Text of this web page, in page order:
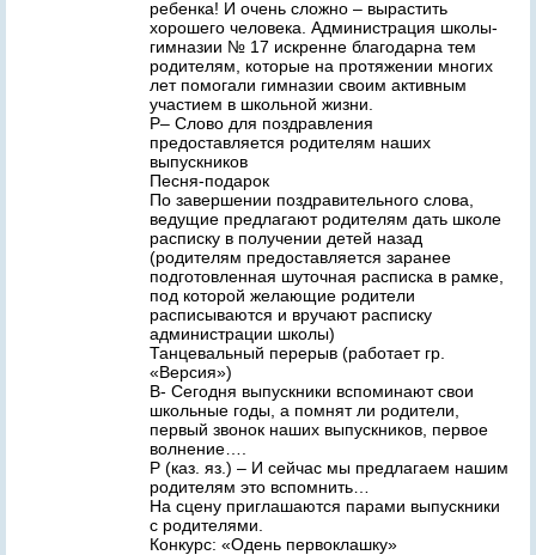
ребенка! И очень сложно – вырастить
хорошего человека. Администрация школы-
гимназии № 17 искренне благодарна тем
родителям, которые на протяжении многих
лет помогали гимназии своим активным
участием в школьной жизни.
Р– Слово для поздравления
предоставляется родителям наших
выпускников
Песня-подарок
По завершении поздравительного слова,
ведущие предлагают родителям дать школе
расписку в получении детей назад
(родителям предоставляется заранее
подготовленная шуточная расписка в рамке,
под которой желающие родители
расписываются и вручают расписку
администрации школы)
Танцевальный перерыв (работает гр.
«Версия»)
В- Сегодня выпускники вспоминают свои
школьные годы, а помнят ли родители,
первый звонок наших выпускников, первое
волнение….
Р (каз. яз.) – И сейчас мы предлагаем нашим
родителям это вспомнить…
На сцену приглашаются парами выпускники
с родителями.
Конкурс: «Одень первоклашку»